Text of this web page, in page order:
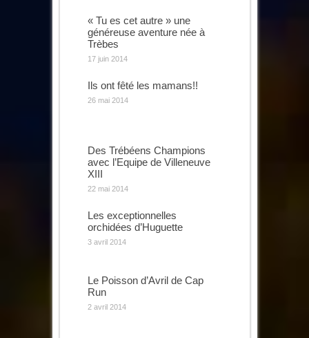
« Tu es cet autre » une
généreuse aventure née à
Trèbes
17 juin 2014
Ils ont fêté les mamans!!
26 mai 2014
Des Trébéens Champions
avec l’Equipe de Villeneuve
XIII
22 mai 2014
Les exceptionnelles
orchidées d’Huguette
3 avril 2014
Le Poisson d’Avril de Cap
Run
2 avril 2014